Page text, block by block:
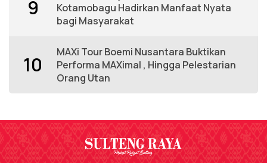
9
Kotamobagu Hadirkan Manfaat Nyata
bagi Masyarakat
10
MAXi Tour Boemi Nusantara Buktikan
Performa MAXimal , Hingga Pelestarian
Orang Utan